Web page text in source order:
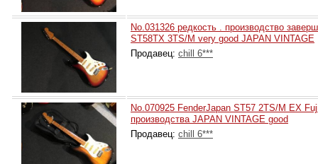
No.031326 редкость . производство
ST58TX 3TS/M very good JAPAN VINTAGE
Продавец: chill 6***
No.070925 FenderJapan ST57 2TS/M EX
производства JAPAN VINTAGE good
Продавец: chill 6***